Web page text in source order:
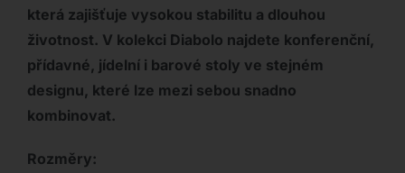
která zajišťuje vysokou stabilitu a dlouhou
životnost. V kolekci Diabolo najdete konferenční,
přídavné, jídelní i barové stoly ve stejném
designu, které lze mezi sebou snadno
kombinovat.
Rozměry: